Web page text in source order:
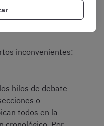
inconvenientes:
hilos de debate
o
todos en la